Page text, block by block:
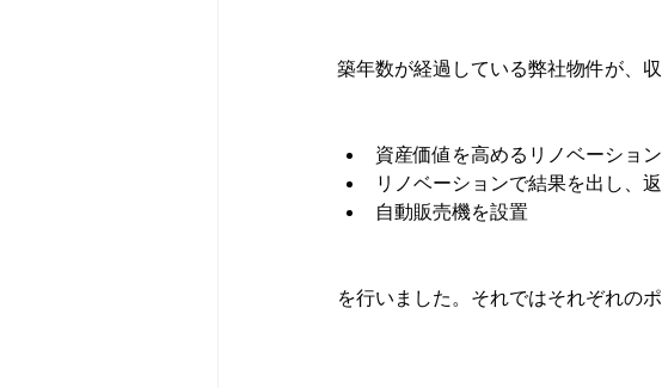
築年数が経過している弊社物件が、
資産価値を高めるリノベーショ
リノベーションで結果を出し、
自動販売機を設置
を行いました。それではそれぞれの